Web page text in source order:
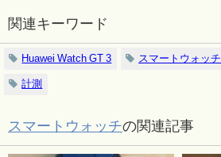
関連キーワード
Huawei Watch GT 3 スマートウォッチ
計測
スマートウォッチの関連記事